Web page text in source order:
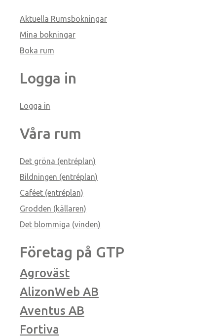
Aktuella Rumsbokningar
Mina bokningar
Boka rum
Logga in
Logga in
Våra rum
Det gröna (entréplan)
Bildningen (entréplan)
Caféet (entréplan)
Grodden (källaren)
Det blommiga (vinden)
Företag på GTP
Agroväst
AlizonWeb AB
Aventus AB
Fortiva